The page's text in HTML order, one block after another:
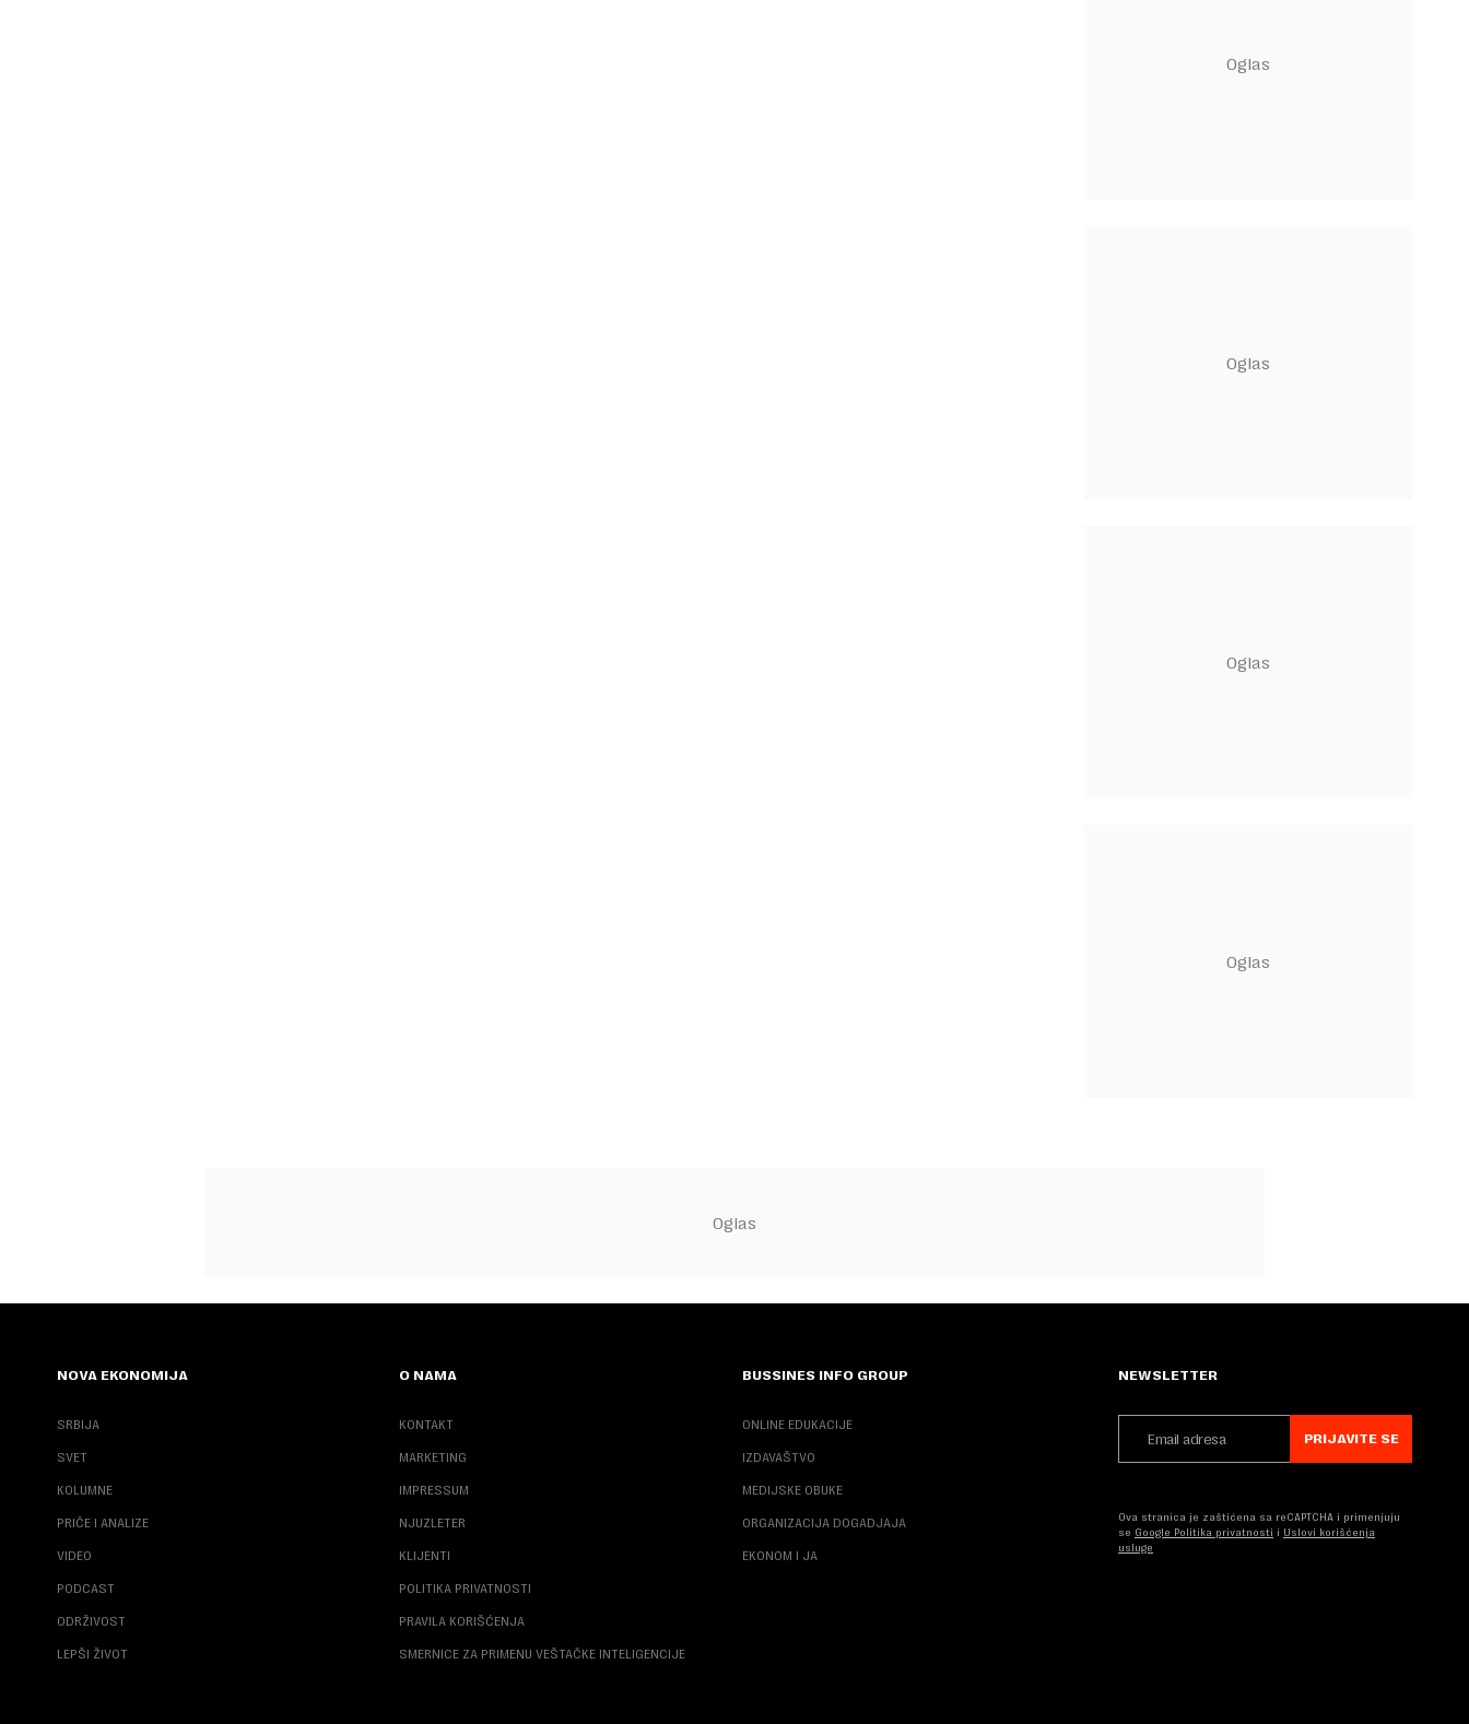
NOVA EKONOMIJA
SRBIJA
SVET
KOLUMNE
PRIČE I ANALIZE
VIDEO
PODCAST
ODRŽIVOST
LEPŠI ŽIVOT
O NAMA
KONTAKT
MARKETING
IMPRESSUM
NJUZLETER
KLIJENTI
POLITIKA PRIVATNOSTI
PRAVILA KORIŠĆENJA
SMERNICE ZA PRIMENU VEŠTAČKE INTELIGENCIJE
BUSSINES INFO GROUP
ONLINE EDUKACIJE
IZDAVAŠTVO
MEDIJSKE OBUKE
ORGANIZACIJA DOGADJAJA
EKONOM I JA
NEWSLETTER
PRIJAVITE SE
Ova stranica je zaštićena sa reCAPTCHA i primenjuju
se Google Politika privatnosti i Uslovi korišćenja
usluge